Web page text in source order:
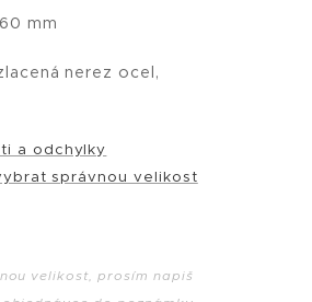
mm
nerez ocel,
a odchylky
správnou velikost
velikost, prosím napiš